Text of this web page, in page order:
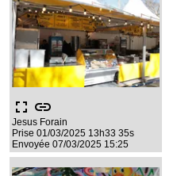
fullscreen link
Jesus Forain
Prise 01/03/2025 13h33 35s
Envoyée 07/03/2025 15:25